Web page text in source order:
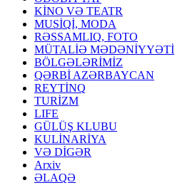
KİNO VƏ TEATR
MUSİQİ, MODA
RƏSSAMLIQ, FOTO
MÜTALİƏ MƏDƏNİYYƏTİ
BÖLGƏLƏRİMİZ
QƏRBİ AZƏRBAYCAN
REYTİNQ
TURİZM
LIFE
GÜLÜŞ KLUBU
KULİNARİYA
VƏ DİGƏR
Arxiv
ƏLAQƏ